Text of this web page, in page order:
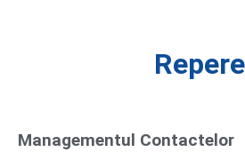
Repere
Managementul Contactelor